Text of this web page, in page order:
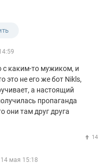
с каким-то мужиком, и
это не его же бот Nikls,
а настоящий
пропаганда
они там друг друга
14
14 мая 15:18